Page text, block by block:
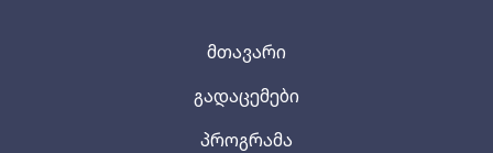
მთავარი
გადაცემები
პროგრამა